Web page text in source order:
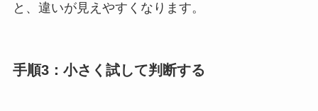
と、違いが見えやすくなります。
手順3：小さく試して判断する